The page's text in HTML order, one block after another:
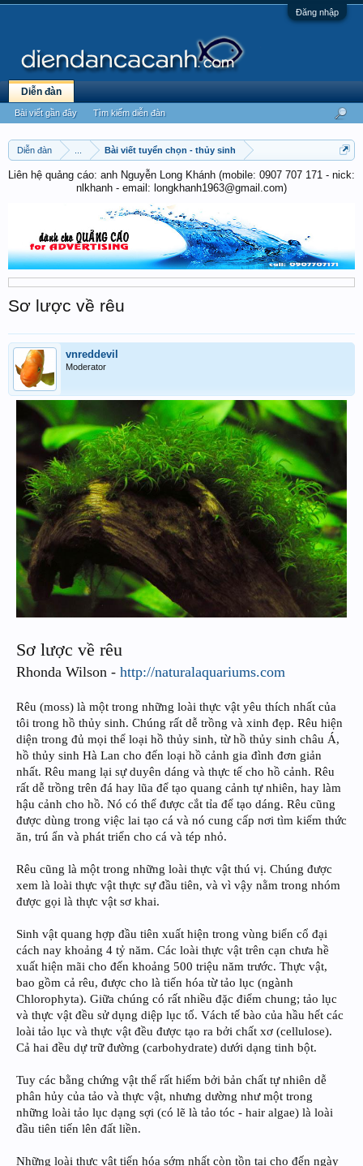
Đăng nhập
Diễn đàn Bài viết tuyển chọn - thủy sinh
Liên hệ quảng cáo: anh Nguyễn Long Khánh (mobile: 0907 707 171 - nick:
nlkhanh - email: longkhanh1963@gmail.com)
Sơ lược về rêu
vnreddevil
Moderator
Sơ lược về rêu
Rhonda Wilson - http://naturalaquariums.com
Rêu (moss) là một trong những loài thực vật yêu thích nhất của
tôi trong hồ thủy sinh. Chúng rất dễ trồng và xinh đẹp. Rêu hiện
diện trong đủ mọi thể loại hồ thủy sinh, từ hồ thủy sinh châu Á,
hồ thủy sinh Hà Lan cho đến loại hồ cảnh gia đình đơn giản
nhất. Rêu mang lại sự duyên dáng và thực tế cho hồ cảnh. Rêu
rất dễ trồng trên đá hay lũa để tạo quang cảnh tự nhiên, hay làm
hậu cảnh cho hồ. Nó có thể được cắt tỉa để tạo dáng. Rêu cũng
được dùng trong việc lai tạo cá và nó cung cấp nơi tìm kiếm thức
ăn, trú ẩn và phát triển cho cá và tép nhỏ.
Rêu cũng là một trong những loài thực vật thú vị. Chúng được
xem là loài thực vật thực sự đầu tiên, và vì vậy nằm trong nhóm
được gọi là thực vật sơ khai.
Sinh vật quang hợp đầu tiên xuất hiện trong vùng biển cổ đại
cách nay khoảng 4 tỷ năm. Các loài thực vật trên cạn chưa hề
xuất hiện mãi cho đến khoảng 500 triệu năm trước. Thực vật,
bao gồm cả rêu, được cho là tiến hóa từ tảo lục (ngành
Chlorophyta). Giữa chúng có rất nhiều đặc điểm chung; tảo lục
và thực vật đều sử dụng diệp lục tố. Vách tế bào của hầu hết các
loài tảo lục và thực vật đều được tạo ra bởi chất xơ (cellulose).
Cả hai đều dự trữ đường (carbohydrate) dưới dạng tinh bột.
Tuy các bằng chứng vật thể rất hiếm bởi bản chất tự nhiên dễ
phân hủy của tảo và thực vật, nhưng dường như một trong
những loài tảo lục dạng sợi (có lẽ là tảo tóc - hair algae) là loài
đầu tiên tiến lên đất liền.
Những loài thực vật tiến hóa sớm nhất còn tồn tại cho đến ngày
Diễn đàn
Bài viết gần đây Tìm kiếm diễn đàn